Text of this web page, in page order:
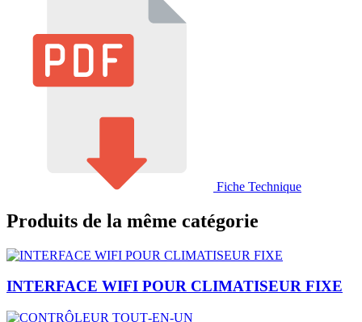
Fiche Technique
Produits de la même catégorie
INTERFACE WIFI POUR CLIMATISEUR FIXE